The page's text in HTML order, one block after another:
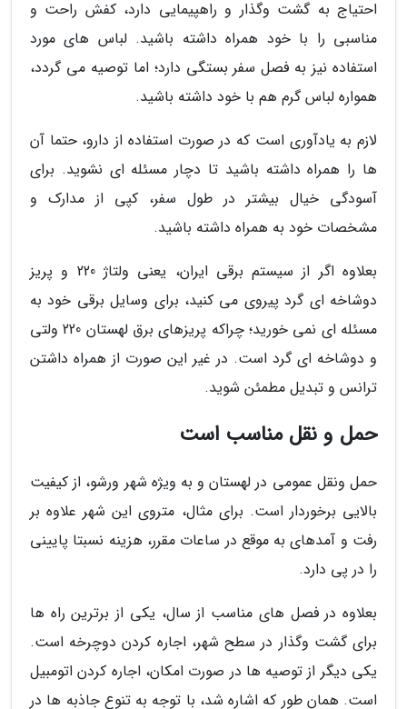
احتیاج به گشت وگذار و راهپیمایی دارد، کفش راحت و
مناسبی را با خود همراه داشته باشید. لباس های مورد
استفاده نیز به فصل سفر بستگی دارد؛ اما توصیه می گردد،
همواره لباس گرم هم با خود داشته باشید.
لازم به یادآوری است که در صورت استفاده از دارو، حتما آن
ها را همراه داشته باشید تا دچار مسئله ای نشوید. برای
آسودگی خیال بیشتر در طول سفر، کپی از مدارک و
مشخصات خود به همراه داشته باشید.
بعلاوه اگر از سیستم برقی ایران، یعنی ولتاژ 220 و پریز
دوشاخه ای گرد پیروی می کنید، برای وسایل برقی خود به
مسئله ای نمی خورید؛ چراکه پریزهای برق لهستان 220 ولتی
و دوشاخه ای گرد است. در غیر این صورت از همراه داشتن
ترانس و تبدیل مطمئن شوید.
حمل و نقل مناسب است
حمل ونقل عمومی در لهستان و به ویژه شهر ورشو، از کیفیت
بالایی برخوردار است. برای مثال، متروی این شهر علاوه بر
رفت و آمدهای به موقع در ساعات مقرر، هزینه نسبتا پایینی
را در پی دارد.
بعلاوه در فصل های مناسب از سال، یکی از برترین راه ها
برای گشت وگذار در سطح شهر، اجاره کردن دوچرخه است.
یکی دیگر از توصیه ها در صورت امکان، اجاره کردن اتومبیل
است. همان طور که اشاره شد، با توجه به تنوع جاذبه ها در